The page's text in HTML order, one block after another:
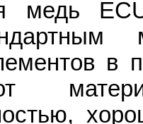
медь
в